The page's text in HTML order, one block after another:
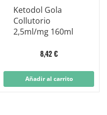
Ketodol Gola
Collutorio
2,5ml/mg 160ml
8,42 €
Añadir al carrito